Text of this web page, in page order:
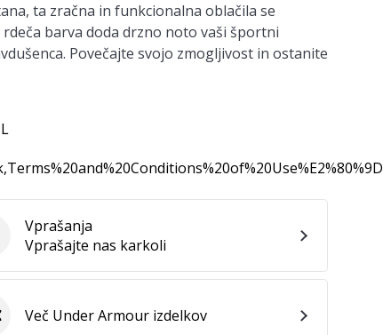
ta zračna in funkcionalna oblačila se
barva doda drzno noto vaši športni
Povečajte svojo zmogljivost in ostanite
Vprašanja
Vprašajte nas karkoli
Armour
Več Under Armour izdelkov